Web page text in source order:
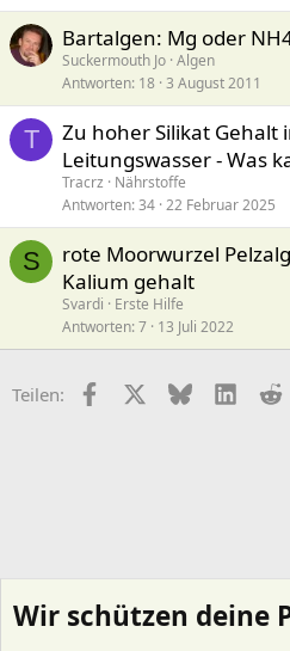
Bartalgen: Mg oder
Suckermouth Jo Algen
Antworten 18 3 August 2011
T
Zu hoher Silikat Gehalt
Leitungswasser - Was
Tracrz
Nährstoffe
Antworten 34 22 Februar 2025
S
rote Moorwurzel
Kalium gehalt
Svardi
Erste Hilfe
Antworten 7 13 Juli 2022
Teilen: FacebookX (Twitter)
Bluesky
Wir schützen deine